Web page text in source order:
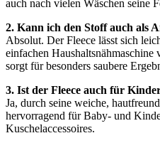
auch nach vielen Wäschen seine
2. Kann ich den Stoff auch als
Absolut. Der Fleece lässt sich
einfachen
sorgt für besonders saubere
3. Ist der Fleece auch für
Ja, durch seine weiche,
hervorragend für Baby- und
Kuschelaccessoires.